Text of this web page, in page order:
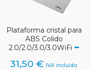
Plataforma cristal para
ABS Colido
2.0/2.0/3.0/3.0WiFi
31,50 € IVA incluido